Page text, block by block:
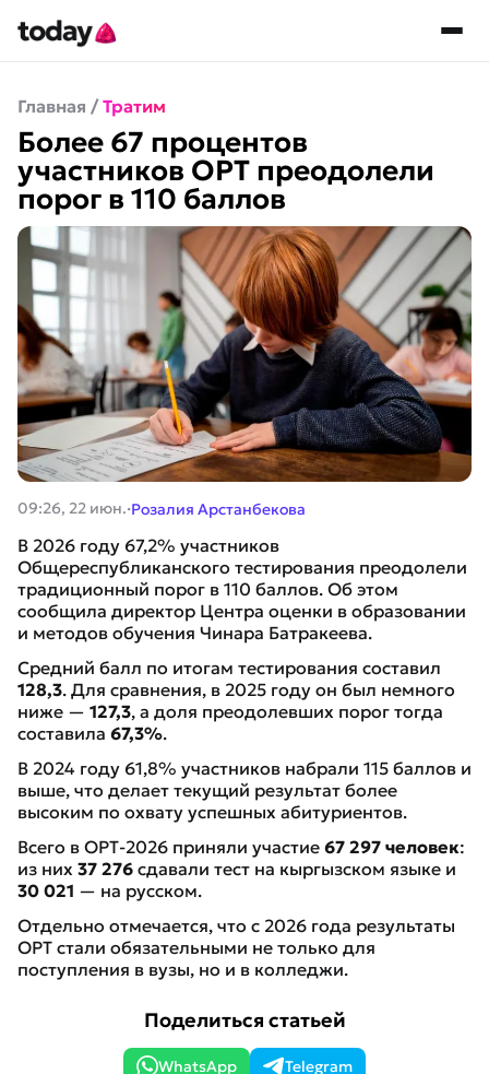
Главная / Тратим
Более 67 процентов
участников ОРТ преодолели
порог в 110 баллов
09:26, 22 июн.·Розалия Арстанбекова
В 2026 году 67,2% участников
Общереспубликанского тестирования преодолели
традиционный порог в 110 баллов. Об этом
сообщила директор Центра оценки в образовании
и методов обучения Чинара Батракеева.
Средний балл по итогам тестирования составил
128,3. Для сравнения, в 2025 году он был немного
ниже — 127,3, а доля преодолевших порог тогда
составила 67,3%.
В 2024 году 61,8% участников набрали 115 баллов и
выше, что делает текущий результат более
высоким по охвату успешных абитуриентов.
Всего в ОРТ-2026 приняли участие 67 297 человек:
из них 37 276 сдавали тест на кыргызском языке и
30 021 — на русском.
Отдельно отмечается, что с 2026 года результаты
ОРТ стали обязательными не только для
поступления в вузы, но и в колледжи.
Поделиться статьей
WhatsApp
Telegram